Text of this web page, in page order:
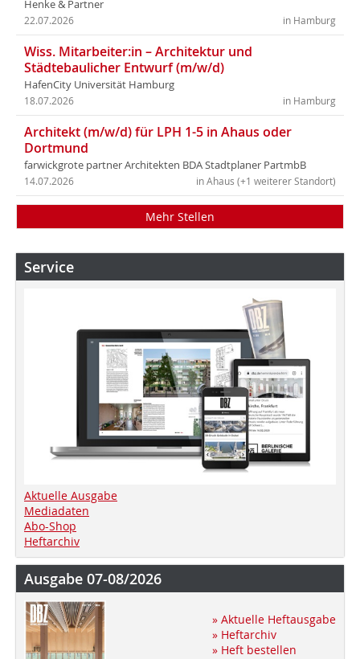
Henke & Partner
in Hamburg
22.07.2026
Wiss. Mitarbeiter:in – Architektur und
Städtebaulicher Entwurf (m/w/d)
HafenCity Universität Hamburg
in Hamburg
18.07.2026
Architekt (m/w/d) für LPH 1-5 in Ahaus oder
Dortmund
farwickgrote partner Architekten BDA Stadtplaner PartmbB
in Ahaus (+1 weiterer Standort)
14.07.2026
Mehr Stellen
Service
Aktuelle Ausgabe
Mediadaten
Abo-Shop
Heftarchiv
Ausgabe 07-08/2026
» Aktuelle Heftausgabe
» Heftarchiv
» Heft bestellen